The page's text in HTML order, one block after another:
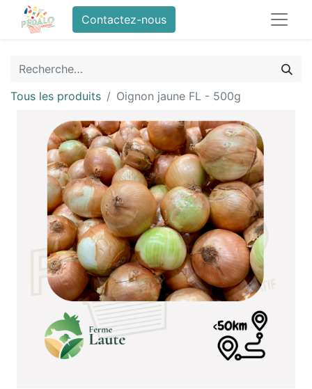
Contactez-nous
Tous les produits Oignon jaune FL - 500g